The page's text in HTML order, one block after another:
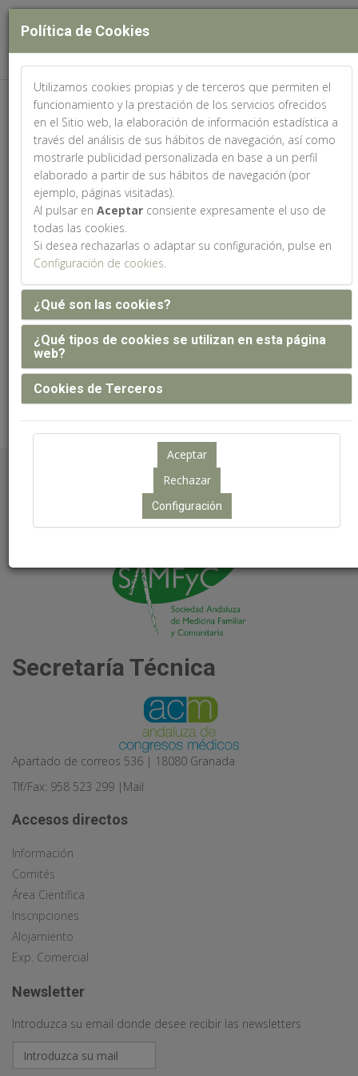
Política de Cookies
Utilizamos cookies propias y de terceros que permiten el
funcionamiento y la prestación de los servicios ofrecidos
en el Sitio web, la elaboración de información estadística a
través del análisis de sus hábitos de navegación, así como
mostrarle publicidad personalizada en base a un perfil
elaborado a partir de sus hábitos de navegación (por
ejemplo, páginas visitadas).
Al pulsar en Aceptar consiente expresamente el uso de
todas las cookies.
Si desea rechazarlas o adaptar su configuración, pulse en
Configuración de cookies.
¿Qué son las cookies?
¿Qué tipos de cookies se utilizan en esta página
web?
Cookies de Terceros
Configuración
Web patrocinada por:
Reservas de hotel
Para más información
contacte con
Secretaría Técnica
Apartado de correos 536 | 18080 Granada
Tlf/Fax: 958 523 299 | Mail
Accesos directos
Información
Comités
Área Científica
Inscripciones
Alojamiento
Exp. Comercial
Newsletter
Introduzca su email donde desee recibir las newsletters